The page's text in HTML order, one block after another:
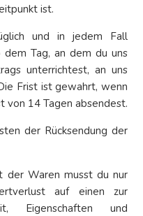
ist.
und in jedem Fall
Tag, an dem du uns
unterrichtest, an uns
Frist ist gewahrt, wenn
von 14 Tagen absendest.
der Rücksendung der
der Waren musst du nur
auf einen zur
Eigenschaften und